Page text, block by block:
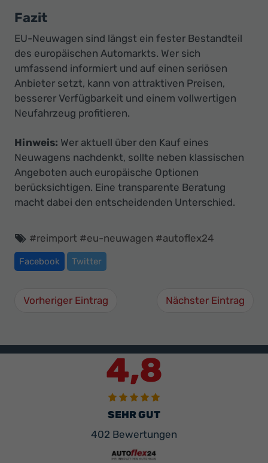
Fazit
EU-Neuwagen sind längst ein fester Bestandteil
des europäischen Automarkts. Wer sich
umfassend informiert und auf einen seriösen
Anbieter setzt, kann von attraktiven Preisen,
besserer Verfügbarkeit und einem vollwertigen
Neufahrzeug profitieren.
Hinweis: Wer aktuell über den Kauf eines
Neuwagens nachdenkt, sollte neben klassischen
Angeboten auch europäische Optionen
berücksichtigen. Eine transparente Beratung
macht dabei den entscheidenden Unterschied.
#reimport #eu-neuwagen #autoflex24
Facebook Twitter
Vorheriger Eintrag Nächster Eintrag
4,8
SEHR GUT
402 Bewertungen